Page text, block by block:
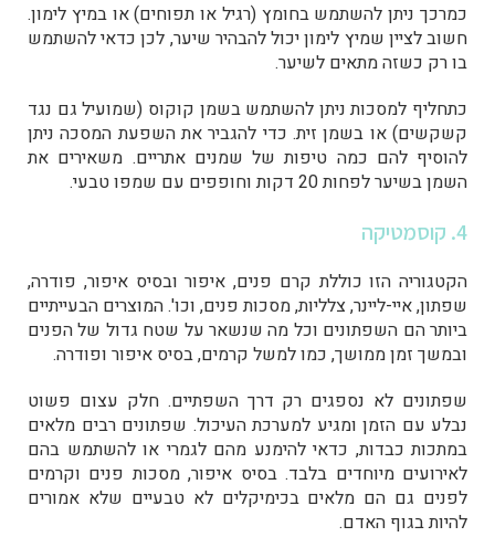
כמרכך ניתן להשתמש בחומץ (רגיל או תפוחים) או במיץ לימון.
חשוב לציין שמיץ לימון יכול להבהיר שיער, לכן כדאי להשתמש
בו רק כשזה מתאים לשיער.
כתחליף למסכות ניתן להשתמש בשמן קוקוס (שמועיל גם נגד
קשקשים) או בשמן זית. כדי להגביר את השפעת המסכה ניתן
להוסיף להם כמה טיפות של שמנים אתריים. משאירים את
השמן בשיער לפחות 20 דקות וחופפים עם שמפו טבעי.
4. קוסמטיקה
הקטגוריה הזו כוללת קרם פנים, איפור ובסיס איפור, פודרה,
שפתון, איי-ליינר, צלליות, מסכות פנים, וכו'. המוצרים הבעייתיים
ביותר הם השפתונים וכל מה שנשאר על שטח גדול של הפנים
ובמשך זמן ממושך, כמו למשל קרמים, בסיס איפור ופודרה.
שפתונים לא נספגים רק דרך השפתיים. חלק עצום פשוט
נבלע עם הזמן ומגיע למערכת העיכול. שפתונים רבים מלאים
במתכות כבדות, כדאי להימנע מהם לגמרי או להשתמש בהם
לאירועים מיוחדים בלבד. בסיס איפור, מסכות פנים וקרמים
לפנים גם הם מלאים בכימיקלים לא טבעיים שלא אמורים
להיות בגוף האדם.